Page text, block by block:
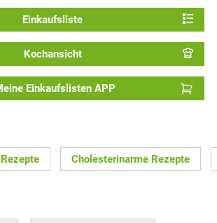
Einkaufsliste
Kochansicht
Einkaufslisten APP
Cholesterinarme Rezepte